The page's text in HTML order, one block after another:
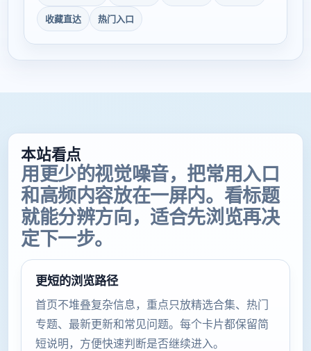
收藏直达 热门入口
本站看点
用更少的视觉噪音，把常用入口
和高频内容放在一屏内。看标题
就能分辨方向，适合先浏览再决
定下一步。
更短的浏览路径
首页不堆叠复杂信息，重点只放精选合集、热门
专题、最新更新和常见问题。每个卡片都保留简
短说明，方便快速判断是否继续进入。